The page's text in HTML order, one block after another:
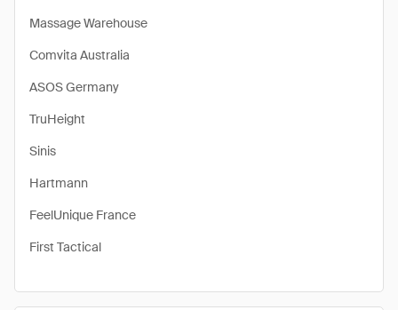
Massage Warehouse
Comvita Australia
ASOS Germany
TruHeight
Sinis
Hartmann
FeelUnique France
First Tactical